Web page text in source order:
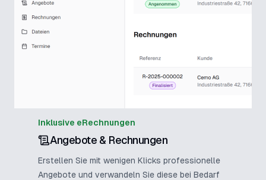
Inklusive eRechnungen
Angebote & Rechnungen
Erstellen Sie mit wenigen Klicks professionelle
Angebote und verwandeln Sie diese bei Bedarf